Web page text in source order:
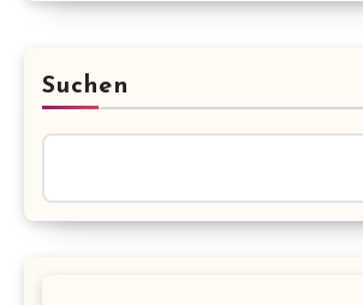
Suchen